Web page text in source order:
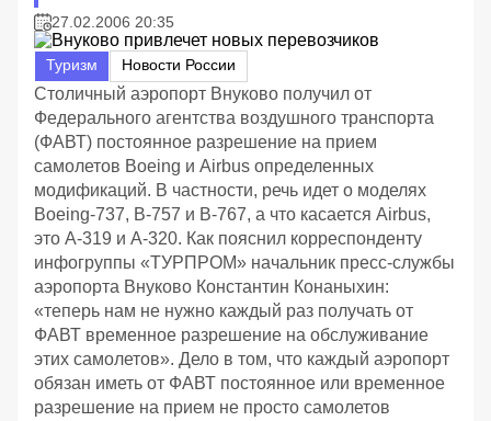
27.02.2006 20:35
Туризм Новости России
Столичный аэропорт Внуково получил от
Федерального агентства воздушного транспорта
(ФАВТ) постоянное разрешение на прием
самолетов Boeing и Airbus определенных
модификаций. В частности, речь идет о моделях
Boeing-737, B-757 и B-767, а что касается Airbus,
это А-319 и А-320. Как пояснил корреспонденту
инфогруппы «ТУРПРОМ» начальник пресс-службы
аэропорта Внуково Константин Конаныхин:
«теперь нам не нужно каждый раз получать от
ФАВТ временное разрешение на обслуживание
этих самолетов». Дело в том, что каждый аэропорт
обязан иметь от ФАВТ постоянное или временное
разрешение на прием не просто самолетов